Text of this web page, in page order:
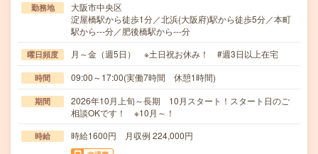
勤務地
大阪市中央区
淀屋橋駅から徒歩1分／北浜(大阪府)駅から徒歩5分／本町
駅から---分／肥後橋駅から---分
曜日頻度 月～金（週5日） ※土日祝お休み！ #週3日以上在宅
時間 09:00～17:00(実働7時間 休憩1時間)
期間
2026年10月上旬～長期 10月スタート！スタート日のご
相談OKです！ ※10月～！
時給 時給1600円 月収例 224,000円